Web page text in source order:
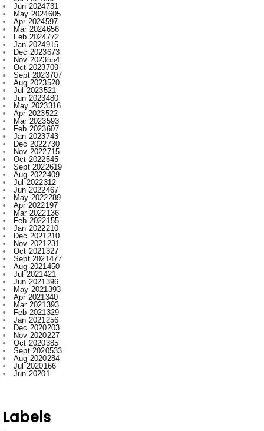
Feb 2024772
Jan 2024915
Dec 2023673
Nov 2023554
Oct 2023709
Sept 2023707
Aug 2023520
Jul 2023521
Jun 2023480
May 2023316
Apr 2023522
Mar 2023593
Feb 2023607
Jan 2023743
Dec 2022730
Nov 2022715
Oct 2022545
Sept 2022619
Aug 2022409
Jul 2022312
Jun 2022467
May 2022289
Apr 2022197
Mar 2022136
Feb 2022155
Jan 2022210
Dec 2021210
Nov 2021231
Oct 2021327
Sept 2021477
Aug 2021450
Jul 2021421
Jun 2021396
May 2021393
Apr 2021340
Mar 2021393
Feb 2021329
Jan 2021256
Dec 2020203
Nov 2020227
Oct 2020385
Sept 2020533
Aug 2020284
Jul 2020166
Jun 20201
Ambagarh
Ambagarh Chauki